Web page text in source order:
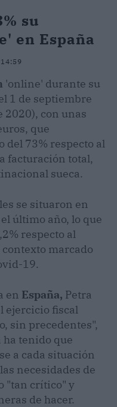
su
en España
'online' durante su
1 de septiembre
2020), con unas
que
73% respecto al
facturación total,
sueca.
se situaron en
último año, lo que
respecto al
marcado
19.
en España, Petra
ejercicio fiscal
sin precedentes",
tenido que
a cada situación
necesidades de
"tan crítico" y
de hacer.